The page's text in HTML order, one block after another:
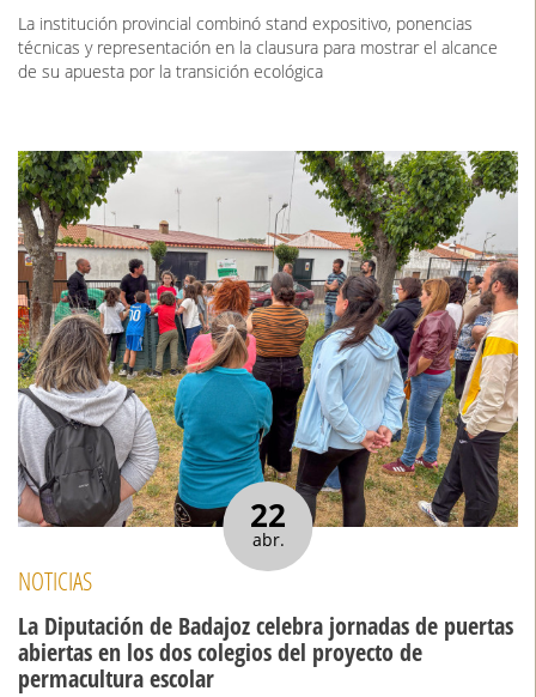
La institución provincial combinó stand expositivo, ponencias
técnicas y representación en la clausura para mostrar el alcance
de su apuesta por la transición ecológica
22
abr.
NOTICIAS
La Diputación de Badajoz celebra jornadas de puertas
abiertas en los dos colegios del proyecto de
permacultura escolar